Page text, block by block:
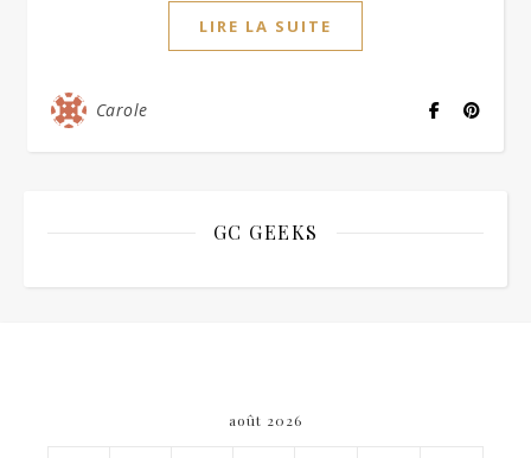
LIRE LA SUITE
Carole
GC GEEKS
août 2026